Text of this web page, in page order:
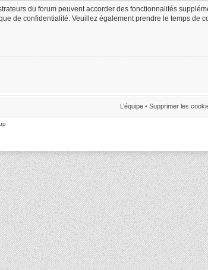
du forum peuvent accorder des fonctionnalités
de confidentialité. Veuillez également prendre le temps de
L’équipe • Supprimer les